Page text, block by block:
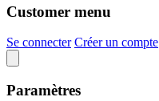
Customer menu
Se connecter Créer un compte
Paramètres